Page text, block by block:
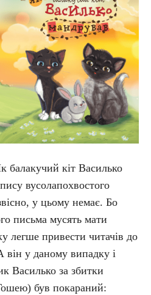
кіт Василько
вусолапохвостого
у цьому немає. Бо
письма мусять мати
легше привести читачів до
він у даному випадку і
Василько за збитки
був покараний: